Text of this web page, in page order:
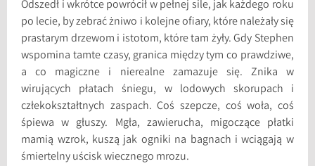
Odszedł i wkrótce powrócił w pełnej sile, jak każdego roku
po lecie, by zebrać żniwo i kolejne ofiary, które należały się
prastarym drzewom i istotom, które tam żyły. Gdy Stephen
wspomina tamte czasy, granica między tym co prawdziwe,
a co magiczne i nierealne zamazuje się. Znika w
wirujących płatach śniegu, w lodowych skorupach i
człekokształtnych zaspach. Coś szepcze, coś woła, coś
śpiewa w głuszy. Mgła, zawierucha, migoczące płatki
mamią wzrok, kuszą jak ogniki na bagnach i wciągają w
śmiertelny uścisk wiecznego mrozu.